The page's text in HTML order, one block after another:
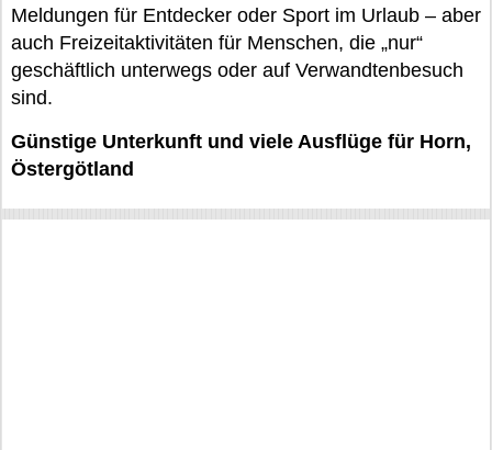
Meldungen für Entdecker oder Sport im Urlaub – aber
auch Freizeitaktivitäten für Menschen, die „nur“
geschäftlich unterwegs oder auf Verwandtenbesuch
sind.
Günstige Unterkunft und viele Ausflüge für Horn,
Östergötland